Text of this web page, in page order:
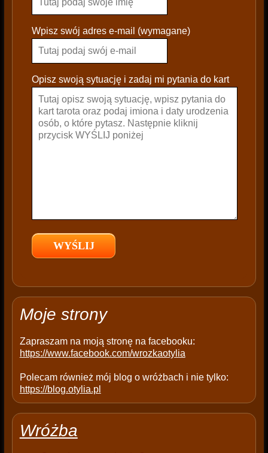
a
s
e
a
e
e
p
y
Wpisz swój adres e-mail (wymagane)
Opisz swoją sytuację i zadaj mi pytania do kart
Moje strony
Zapraszam na moją stronę na facebooku:
https://www.facebook.com/wrozkaotylia
Polecam również mój blog o wróżbach i nie tylko:
https://blog.otylia.pl
Wróżba